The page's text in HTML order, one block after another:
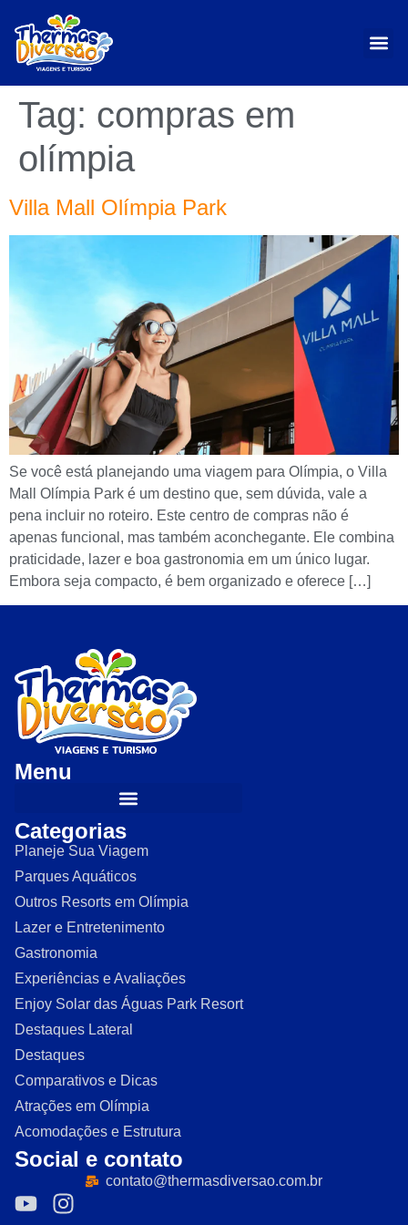
Tag: compras em
olímpia
Villa Mall Olímpia Park
Se você está planejando uma viagem para Olímpia, o Villa
Mall Olímpia Park é um destino que, sem dúvida, vale a
pena incluir no roteiro. Este centro de compras não é
apenas funcional, mas também aconchegante. Ele combina
praticidade, lazer e boa gastronomia em um único lugar.
Embora seja compacto, é bem organizado e oferece […]
Menu
Categorias
Planeje Sua Viagem
Parques Aquáticos
Outros Resorts em Olímpia
Lazer e Entretenimento
Gastronomia
Experiências e Avaliações
Enjoy Solar das Águas Park Resort
Destaques Lateral
Destaques
Comparativos e Dicas
Atrações em Olímpia
Acomodações e Estrutura
Social e contato
contato@thermasdiversao.com.br